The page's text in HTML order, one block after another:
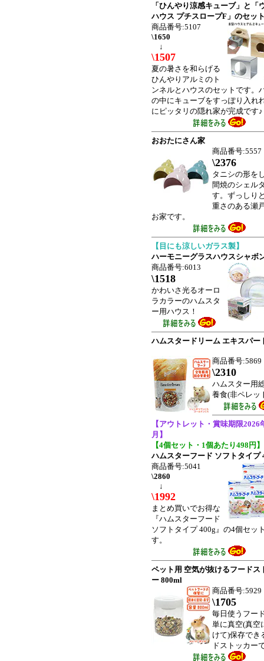
「ひんやり涼感キューブ」と「
ハウス プチスロープF」のセッ
商品番号:5107
\1650
↓
\1507
夏の暑さを和らげる
ひんやりアルミのト
ンネルとハウスのセットです。
の中にキューブをすっぽり入れ
にピッタリの隠れ家が完成です♪
おおたにさん家
商品番号:5557
\2376
タニシの形を
間焼のシェル
す。ずっしり
重さのある瀬
お家です。
【目にも涼しいガラス製】
ハーモニーグラスハウスシャボ
商品番号:6013
\1518
かわいさ光るオーロ
ラカラーのハムスタ
ー用ハウス！
ハムスタードリーム エキスパー
商品番号:5869
\2310
ハムスター用
養食(非ペレッ
【アウトレット・賞味期限2026
月】
【4個セット・1個あたり498円】
ハムスターフード ソフトタイプ
商品番号:5041
\2860
↓
\1992
まとめ買いでお得な
『ハムスターフード
ソフトタイプ 400g』の4個セッ
す。
ペット用 空気が抜けるフードス
ー 800ml
商品番号:5929
\1705
毎日使うフー
単に真空(真空
けて)保存でき
ドストッカー